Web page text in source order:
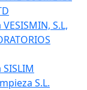
S.L,
S.L.